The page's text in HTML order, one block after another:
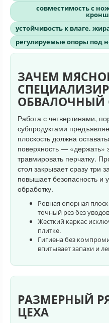
совместимость с
устойчивость к влаге,
регулируемые опоры под
ЗАЧЕМ
ОБВАЛОЧНЫЙ
Работа с четвертинами,
субпродуктами
плоскость должна
поверхность — «держать»
травмировать перчатку.
стол закрывает сразу три
повышает безопасность и
обработку.
Ровная опорная
точный рез без
Жесткий каркас
плитке.
Гигиена без
впитывает запахи и
РАЗМЕРНЫЙ
ЦЕХА